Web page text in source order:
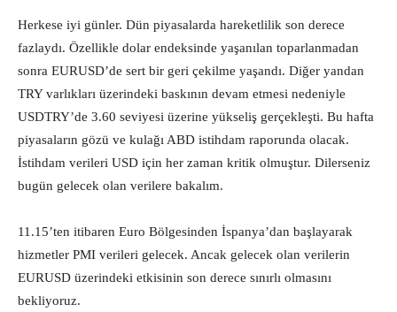
Herkese iyi günler. Dün piyasalarda hareketlilik son derece
fazlaydı. Özellikle dolar endeksinde yaşanılan toparlanmadan
sonra EURUSD’de sert bir geri çekilme yaşandı. Diğer yandan
TRY varlıkları üzerindeki baskının devam etmesi nedeniyle
USDTRY’de 3.60 seviyesi üzerine yükseliş gerçekleşti. Bu hafta
piyasaların gözü ve kulağı ABD istihdam raporunda olacak.
İstihdam verileri USD için her zaman kritik olmuştur. Dilerseniz
bugün gelecek olan verilere bakalım.
11.15’ten itibaren Euro Bölgesinden İspanya’dan başlayarak
hizmetler PMI verileri gelecek. Ancak gelecek olan verilerin
EURUSD üzerindeki etkisinin son derece sınırlı olmasını
bekliyoruz.